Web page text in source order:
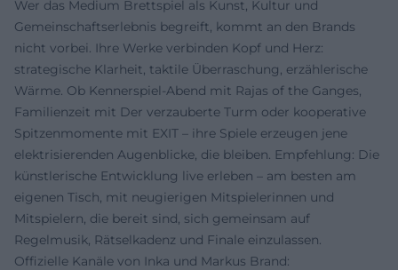
Wer das Medium Brettspiel als Kunst, Kultur und
Gemeinschaftserlebnis begreift, kommt an den Brands
nicht vorbei. Ihre Werke verbinden Kopf und Herz:
strategische Klarheit, taktile Überraschung, erzählerische
Wärme. Ob Kennerspiel-Abend mit Rajas of the Ganges,
Familienzeit mit Der verzauberte Turm oder kooperative
Spitzenmomente mit EXIT – ihre Spiele erzeugen jene
elektrisierenden Augenblicke, die bleiben. Empfehlung: Die
künstlerische Entwicklung live erleben – am besten am
eigenen Tisch, mit neugierigen Mitspielerinnen und
Mitspielern, die bereit sind, sich gemeinsam auf
Regelmusik, Rätselkadenz und Finale einzulassen.
Offizielle Kanäle von Inka und Markus Brand: